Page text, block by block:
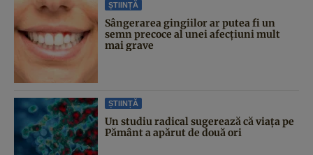
ȘTIINȚĂ
Sângerarea gingiilor ar putea fi un
semn precoce al unei afecțiuni mult
mai grave
ȘTIINȚĂ
Un studiu radical sugerează că viața pe
Pământ a apărut de două ori